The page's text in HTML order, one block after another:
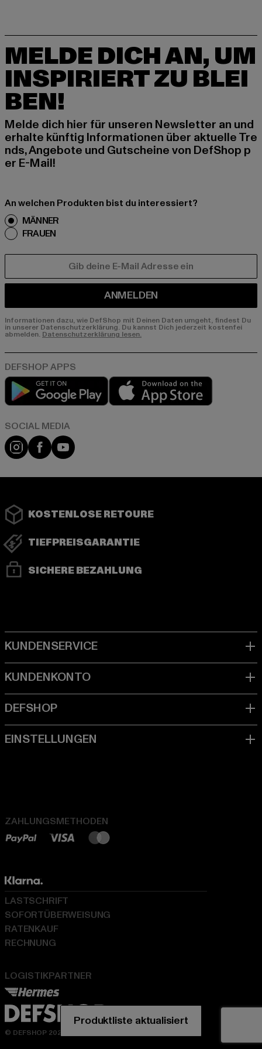
MELDE DICH AN, UM
INSPIRIERT ZU BLEI
BEN!
Melde dich hier für unseren Newsletter an und
erhalte künftig Informationen über aktuelle Tre
nds, Angebote und Gutscheine von DefShop p
er E-Mail!
An welchen Produkten bist du interessiert?
MÄNNER
FRAUEN
ANMELDEN
Informationen dazu, wie DefShop mit Deinen Daten umgeht, findest Du
in unserer Datenschutzerklärung. Du kannst Dich jederzeit kostenfei
abmelden. Datenschutzerklärung lesen.
Play market
Instagram
FacebookYouTube
KOSTENLOSE RETOURE
TIEFPREISGARANTIE
SICHERE BEZAHLUNG
ZAHLUNGSMETHODEN
LOGISTIKPARTNER
LASTSCHRIFT
SOFORTÜBERWEISUNG
RATENKAUF
RECHNUNG
© DEFSHOP 2026. Alle Rechte vorbehalten